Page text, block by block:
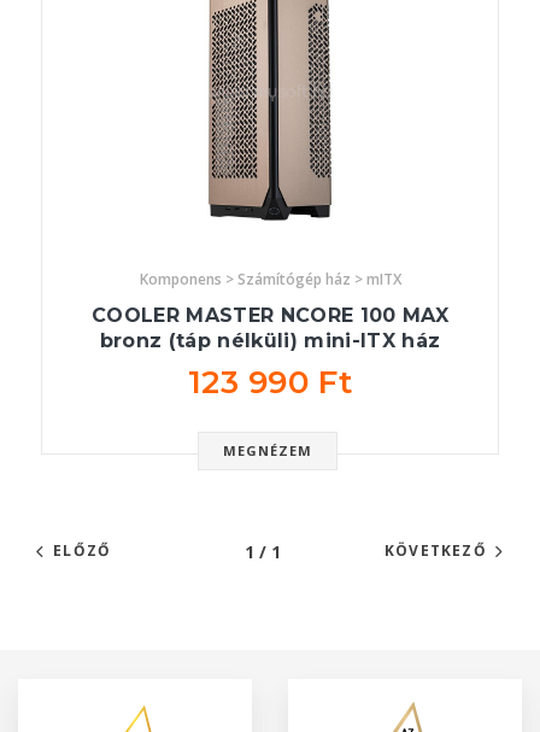
Komponens > Számítógép ház > mITX
COOLER MASTER NCORE 100 MAX
bronz (táp nélküli) mini-ITX ház
123 990 Ft
MEGNÉZEM
ELŐZŐ 1 / 1 KÖVETKEZŐ